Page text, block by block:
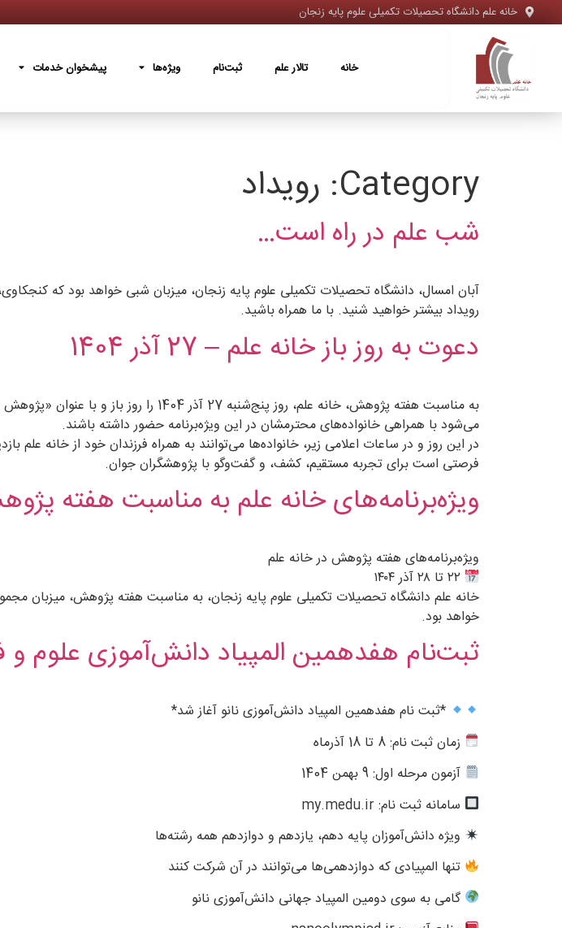
خانه علم دانشگاه تحصیلات تکمیلی علوم پایه زنجان
خانه تالار علم ثبت‌نام ویژه‌ها پیشخوان خدمات
Category: رویداد
شب علم در راه است…
آبان امسال، دانشگاه تحصیلات تکمیلی علوم پایه زنجان، میزبان شبی خواهد بود که
رویداد بیشتر خواهید شنید. با ما همراه باشید.
دعوت به روز باز خانه علم – 27 آذر 1404
به مناسبت هفته پژوهش، خانه علم، روز
می‌شود با همراهی خانواده‌های محترمشان در این ویژه‌برنامه حضور داشته باشند.
در این روز و در ساعات اعلامی زیر، خانواده‌ها می‌توانند به همراه فرزندان خود از خانه
فرصتی است برای تجربه مستقیم، کشف، و گفت‌وگو با پژوهشگران جوان.
ویژه‌برنامه‌های خانه علم به مناسبت هفته پژوهش
ویژه‌برنامه‌های هفته پژوهش در خانه علم
خانه علم دانشگاه تحصیلات تکمیلی علوم پایه زنجان، به مناسبت هفته پژوهش، میزبان
خواهد بود.
ثبت‌نام هفدهمین المپیاد دانش‌آموزی علوم و
*ثبت نام هفدهمین المپیاد دانش‌آموزی نانو آغاز شد*
زمان ثبت نام: 8 تا 18 آذرماه
آزمون مرحله اول: 9 بهمن 1404
سامانه ثبت نام: my.medu.ir
ویژه دانش‌آموزان پایه دهم، یازدهم و دوازدهم همه رشته‌ها
تنها المپیادی که دوازدهمی‌ها می‌توانند در آن شرکت کنند
گامی به سوی دومین المپیاد جهانی دانش‌آموزی نانو